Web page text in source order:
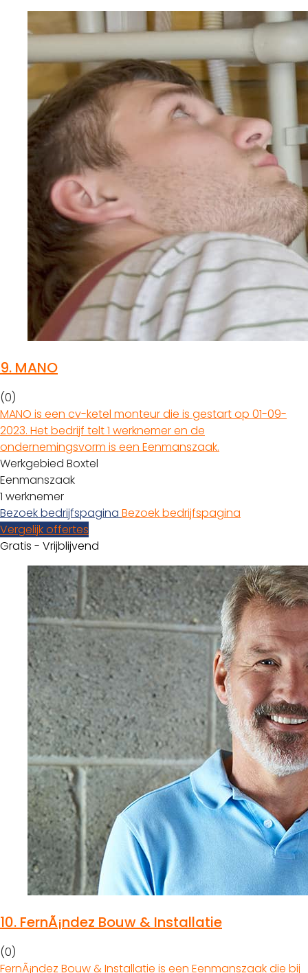
9. MANO
(0)
MANO is een cv-ketel monteur die is gestart op 01-09-
2023. Het bedrijf telt 1 werknemer en de
ondernemingsvorm is een Eenmanszaak.
Werkgebied Boxtel
Eenmanszaak
1 werknemer
Bezoek bedrijfspagina Bezoek bedrijfspagina
Vergelijk offertes
Gratis - Vrijblijvend
10. FernÃ¡ndez Bouw & Installatie
(0)
FernÃ¡ndez Bouw & Installatie is een Eenmanszaak die bij